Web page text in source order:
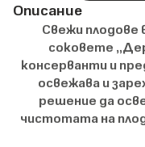
Описание
Свежи плодове
соковете
консерванти и
освежава и
решение да
чистотата на